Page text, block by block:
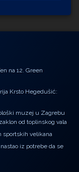
na 12. Green
Krsto Hegedušić:
muzej u Zagrebu
od toplinskog vala
sportskih velikana
iz potrebe da se